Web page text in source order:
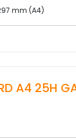
mm (A4)
A4 25H